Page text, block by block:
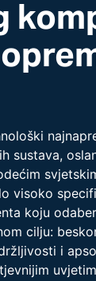
sustava,
visoko
koju
cilju:
i